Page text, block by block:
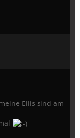
Ellis sind am